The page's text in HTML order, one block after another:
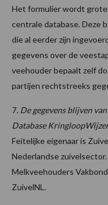
Het formulier wordt
centrale database. Deze
die al eerder zijn
gegevens over de
veehouder bepaalt zelf
partijen rechtstreeks
7. De gegevens blijven
Database
Feitelijke eigenaar is
Nederlandse
Melkveehouders
ZuivelNL.